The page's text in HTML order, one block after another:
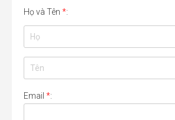
Họ và Tên *:
Email *: